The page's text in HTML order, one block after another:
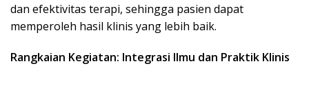
dan efektivitas terapi, sehingga pasien dapat
memperoleh hasil klinis yang lebih baik.
Rangkaian Kegiatan: Integrasi Ilmu dan Praktik Klinis